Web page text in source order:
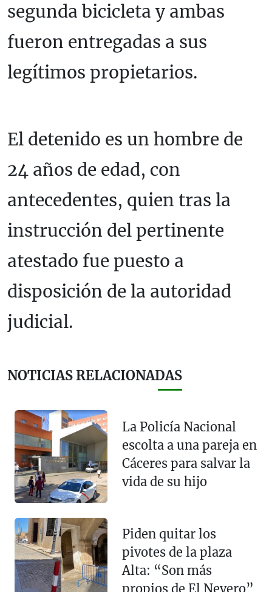
segunda bicicleta y ambas
fueron entregadas a sus
legítimos propietarios.
El detenido es un hombre de
24 años de edad, con
antecedentes, quien tras la
instrucción del pertinente
atestado fue puesto a
disposición de la autoridad
judicial.
NOTICIAS RELACIONADAS
La Policía Nacional
escolta a una pareja en
Cáceres para salvar la
vida de su hijo
Piden quitar los
pivotes de la plaza
Alta: “Son más
propios de El Nevero”